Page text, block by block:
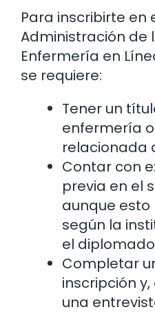
Para inscribirte en
Administración de
Enfermería en
se requiere:
Tener un
enfermería
relacionada
Contar con
previa en el
aunque
según la
el
Completar
inscripción
una